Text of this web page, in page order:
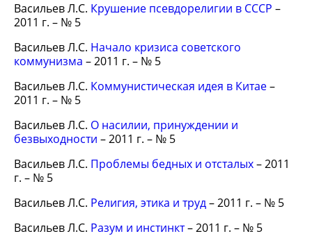
Васильев Л.С. Крушение псевдорелигии в СССР –
2011 г. – № 5
Васильев Л.С. Начало кризиса советского
коммунизма – 2011 г. – № 5
Васильев Л.С. Коммунистическая идея в Китае–
2011 г. – № 5
Васильев Л.С. О насилии, принуждении и
безвыходности – 2011 г. – № 5
Васильев Л.С. Проблемы бедных и отсталых– 2011
г. – № 5
Васильев Л.С. Религия, этика и труд– 2011 г. – № 5
Васильев Л.С. Разум и инстинкт– 2011 г. – № 5